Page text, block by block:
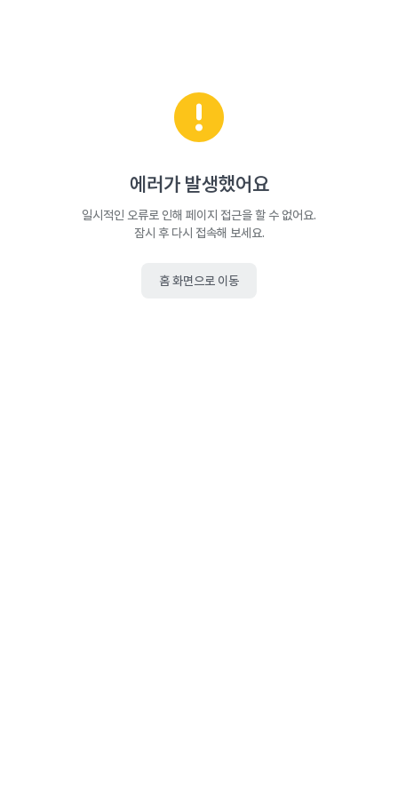
에러가 발생했어요
일시적인 오류로 인해 페이지 접근을 할 수 없어요.
잠시 후 다시 접속해 보세요.
홈 화면으로 이동